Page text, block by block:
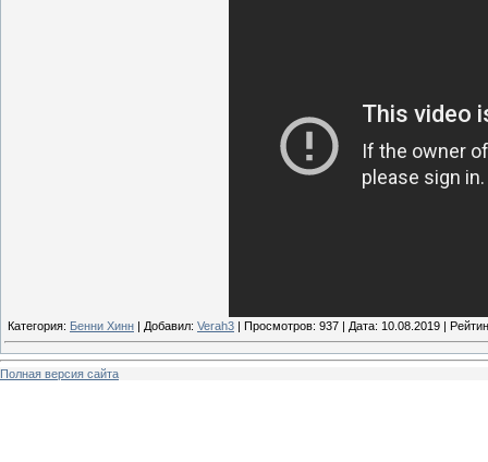
Категория: Бенни Хинн | Добавил: Verah3 | Просмотров: 937 | Дата: 10.08.2019 |
Полная версия сайта